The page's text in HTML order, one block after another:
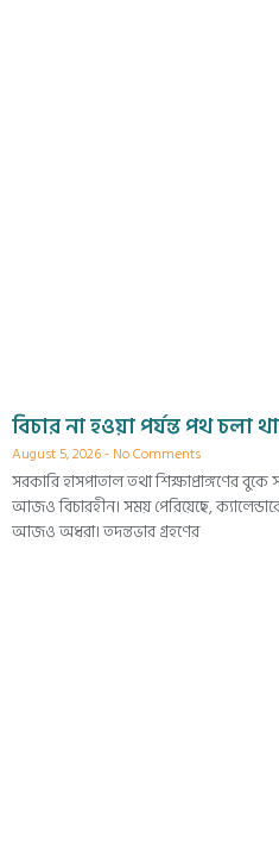
বিচার না হওয়া পর্যন্ত পথ চলা
August 5, 2026 No Comments
সরকারি হাসপাতাল তথা শিক্ষাপ্রাঙ্গণের
আজও বিচারহীন। সময় পেরিয়েছে,
আজও অধরা। তদন্তভার গ্রহণের